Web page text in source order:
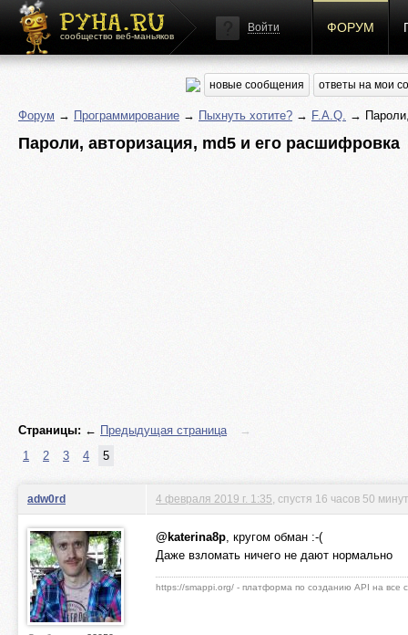
сообщество веб-маньяков
Войти ФОРУМ
новые сообщения ответы на мои
Форум → Программирование → Пыхнуть хотите? → F.A.Q. →
Пароли, авторизация, md5 и его расшифровка
Страницы: ← Предыдущая страница
→
1
2 3 4 5
adw0rd 4 февраля 2019 г. 1:35 , спустя 16 часов 50
@katerina8p, кругом обман :-(
Даже взломать ничего не дают нормально
https://smappi.org/ - платформа по созданию API на все